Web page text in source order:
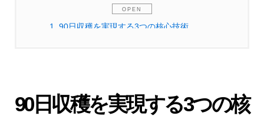
1.90日収穫を実現する3つの核心技術
1.1.1. 土壌温度センサーによる24時間監視
90日収穫を実現する3つの核